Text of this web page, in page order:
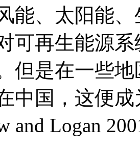
能、太阳能
可再生能源
但是在一些
中国，这便
and Logan